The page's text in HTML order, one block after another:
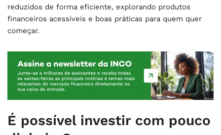
reduzidos de forma eficiente, explorando produtos
financeiros acessíveis e boas práticas para quem quer
começar.
É possível investir com pouco